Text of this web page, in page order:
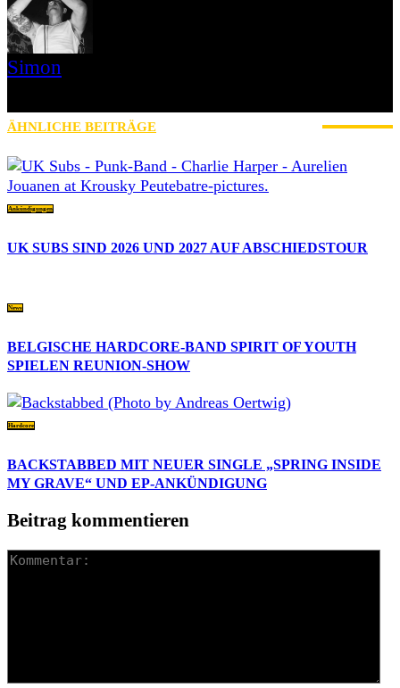
Simon
ÄHNLICHE BEITRÄGE
Ankündigungen
UK SUBS SIND 2026 UND 2027 AUF ABSCHIEDSTOUR
News
BELGISCHE HARDCORE-BAND SPIRIT OF YOUTH
SPIELEN REUNION-SHOW
Hardcore
BACKSTABBED MIT NEUER SINGLE „SPRING INSIDE
MY GRAVE“ UND EP-ANKÜNDIGUNG
Beitrag kommentieren